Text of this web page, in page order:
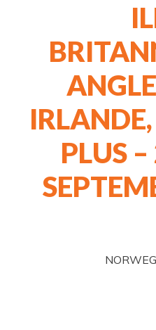
PLUS